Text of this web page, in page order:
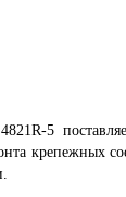
5
крепежных